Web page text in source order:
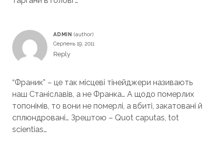
ADMIN
Серпень 19, 2011
Reply
“Франик” – це так місцеві тінейджери називають
наш Станіславів, а не Франка… А щодо померлих
топонімів, то вони не померлі, а вбиті, закатовані й
сплюндровані… Зрештою – Quot caputas, tot
scientias…